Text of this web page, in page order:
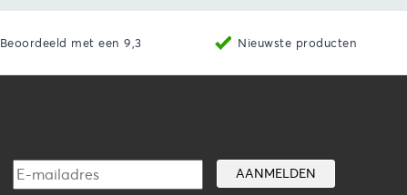
Beoordeeld met een 9,3 Nieuwste producten